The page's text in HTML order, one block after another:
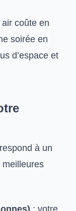
coûte en
soirée en
d’espace et
à un
: votre